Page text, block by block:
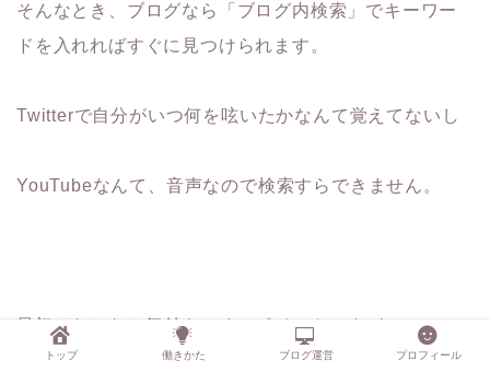
そんなとき、ブログなら「ブログ内検索」でキーワー
ドを入れればすぐに見つけられます。
Twitterで自分がいつ何を呟いたかなんて覚えてないし
YouTubeなんて、音声なので検索すらできません。
最初はなかなか気付きにくいポイントですが
トップ 働きかた ブログ運営 プロフィール